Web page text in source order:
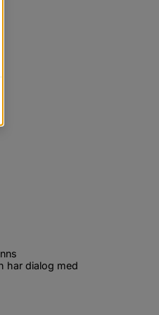
har dialog med